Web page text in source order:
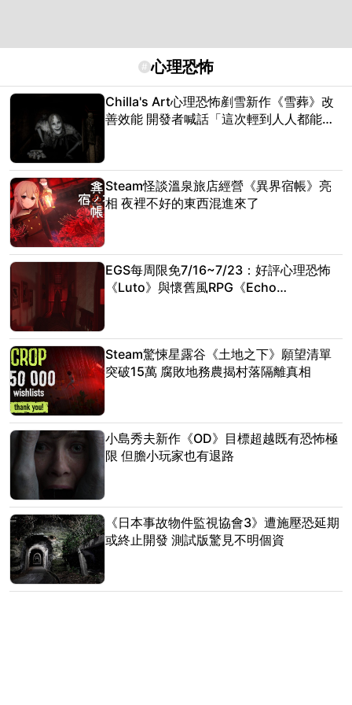
# 心理恐怖
Chilla's Art心理恐怖剷雪新作《雪葬》改
善效能 開發者喊話「這次輕到人人都能
Steam怪談溫泉旅店經營《異界宿帳》亮
相 夜裡不好的東西混進來了
EGS每周限免7/16~7/23：好評心理恐怖
《Luto》與懷舊風RPG《Echo
Steam驚悚星露谷《土地之下》願望清單
突破15萬 腐敗地務農揭村落隔離真相
小島秀夫新作《OD》目標超越既有恐怖極
限 但膽小玩家也有退路
《日本事故物件監視協會3》遭施壓恐延期
或終止開發 測試版驚見不明個資